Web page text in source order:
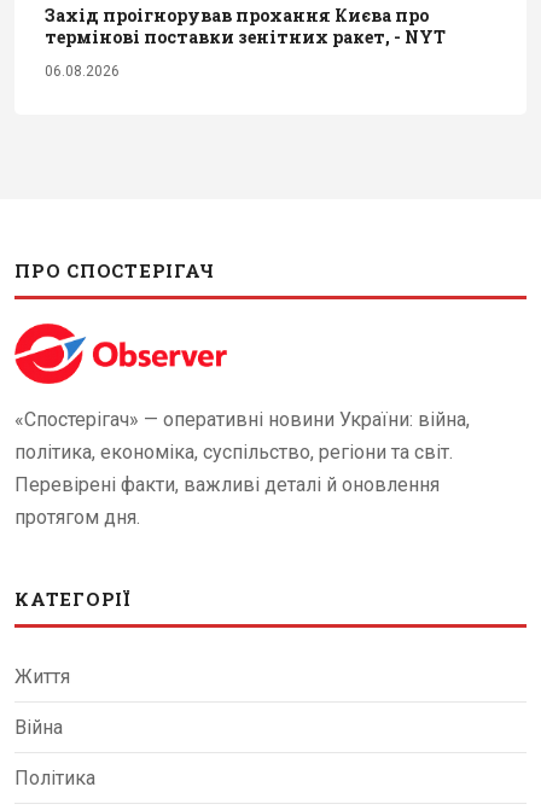
Захід проігнорував прохання Києва про
термінові поставки зенітних ракет, - NYT
06.08.2026
ПРО СПОСТЕРІГАЧ
«Спостерігач» — оперативні новини України: війна,
політика, економіка, суспільство, регіони та світ.
Перевірені факти, важливі деталі й оновлення
протягом дня.
КАТЕГОРІЇ
Життя
Війна
Політика